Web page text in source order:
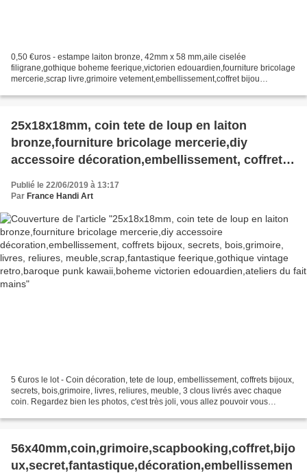
0,50 €uros - estampe laiton bronze, 42mm x 58 mm,aile ciselée
filigrane,gothique boheme feerique,victorien edouardien,fourniture bricolage
mercerie,scrap livre,grimoire vetement,embellissement,coffret bijou
25x18x18mm, coin tete de loup en laiton
bronze,fourniture bricolage mercerie,diy
accessoire décoration,embellissement, coffrets
bijoux, secrets, bois,grimoire, livres, reliures,
meuble,scrap,fantastique feerique,gothique
victorien edouardien,ateliers du fait mains
Publié le 22/06/2019 à 13:17
Par France Handi Art
5 €uros le lot - Coin décoration, tete de loup, embellissement, coffrets bijoux,
secrets, bois,grimoire, livres, reliures, meuble, 3 clous livrés avec chaque
coin. Regardez bien les photos, c'est très joli, vous allez pouvoir vous
56x40mm,coin,grimoire,scapbooking,coffret,bijo
ux,secret,fantastique,décoration,embellissemen